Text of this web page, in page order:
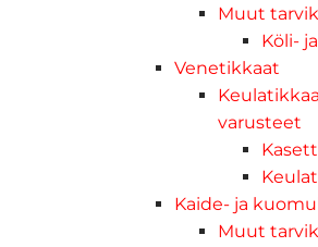
Muut
Köli-
Venetikkaat
varusteet
Kaide- ja
Muut